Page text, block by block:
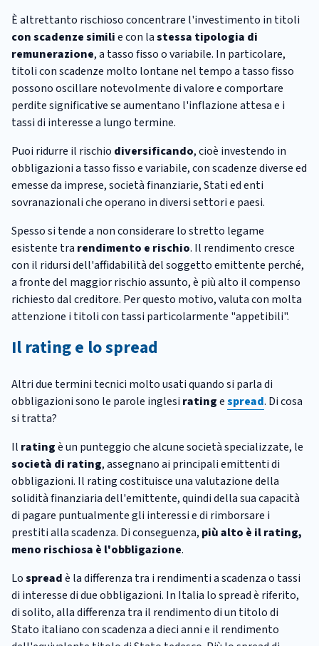
È altrettanto rischioso concentrare l'investimento in titoli
con scadenze similie con lastessa tipologia di
remunerazione, a tasso fisso o variabile. In particolare,
titoli con scadenze molto lontane nel tempo a tasso fisso
possono oscillare notevolmente di valore e comportare
perdite significative se aumentano l'inflazione attesa e i
tassi di interesse a lungo termine.
Puoi ridurre il rischio diversificando, cioè investendo in
obbligazioni a tasso fisso e variabile, con scadenze diverse ed
emesse da imprese, società finanziarie, Stati ed enti
sovranazionali che operano in diversi settori e paesi.
Spesso si tende a non considerare lo stretto legame
esistente tra rendimento e rischio. Il rendimento cresce
con il ridursi dell'affidabilità del soggetto emittente perché,
a fronte del maggior rischio assunto, è più alto il compenso
richiesto dal creditore. Per questo motivo, valuta con molta
attenzione i titoli con tassi particolarmente "appetibili".
Il rating e lo spread
Altri due termini tecnici molto usati quando si parla di
obbligazioni sono le parole inglesi ratingespread. Di cosa
si tratta?
Il ratingè un punteggio che alcune società specializzate, le
società di rating, assegnano ai principali emittenti di
obbligazioni. Il rating costituisce una valutazione della
solidità finanziaria dell'emittente, quindi della sua capacità
di pagare puntualmente gli interessi e di rimborsare i
prestiti alla scadenza. Di conseguenza, più alto è il rating,
meno rischiosa è l'obbligazione.
Lospreadè la differenza tra i rendimenti a scadenza o tassi
di interesse di due obbligazioni. In Italia lo spread è riferito,
di solito, alla differenza tra il rendimento di un titolo di
Stato italiano con scadenza a dieci anni e il rendimento